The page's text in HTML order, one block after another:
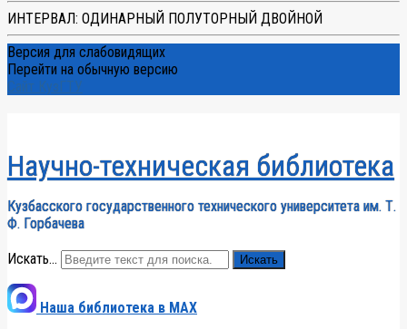
ИНТЕРВАЛ: ОДИНАРНЫЙ ПОЛУТОРНЫЙ ДВОЙНОЙ
Версия для слабовидящих
Перейти на обычную версию
Сайт КузГТУ
Научно-техническая библиотека
Кузбасского государственного технического университета им. Т.
Ф. Горбачева
Искать... Искать
Наша библиотека в MAX